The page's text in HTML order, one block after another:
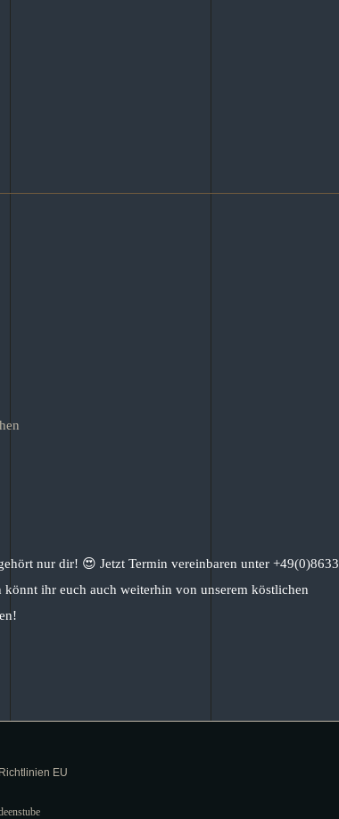
nur dir! 😍 Jetzt Termin vereinbaren unter +49(0)8633
ihr euch auch weiterhin von unserem köstlichen
EU